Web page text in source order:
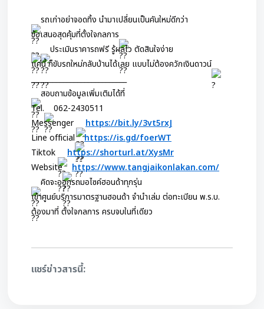
รถเก่าอย่าจอดทิ้ง นำมาเปลี่ยนเป็นคันใหม่ดีกว่า
ข้อเสนอสุดคุ้มที่ตั้งใจกลการ
ประเมินราคารถฟรี รู้ผลไว ตัดสินใจง่าย
แค่นี้ ก็ขับรถใหม่กลับบ้านได้เลย แบบไม่ต้องควักเงินดาวน์
สอบถามข้อมูลเพิ่มเติมได้ที่
Tel.
062-2430511
Messenger
https://bit.ly/3vt5rxJ
Line official
https://is.gd/foerWT
Tiktok
https://shorturl.at/XysMr
Website
https://www.tangjaikonlakan.com/
คิดจะออกรถมอไซค์ฮอนด้าทุกรุ่น
เข้าศูนย์บริการมาตรฐานฮอนด้า จำนำเล่ม ต่อทะเบียน พ.ร.บ.
ต้องมาที่ ตั้งใจกลการ ครบจบในที่เดียว
แชร์ข่าวสารนี้: